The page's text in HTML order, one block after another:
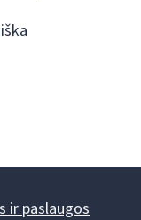
ir paslaugos